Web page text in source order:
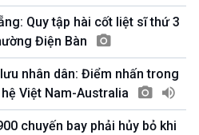
Tâm tình biên giới và hải
đảo
Tìm hiểu biển, đảo Việt
Nam
Góc nhìn VOV1
Bình luận
Quy tập hài cốt liệt sĩ thứ 3
Điện Bàn
nhân dân: Điểm nhấn trong
Việt Nam-Australia
chuyến bay phải hủy bỏ khi